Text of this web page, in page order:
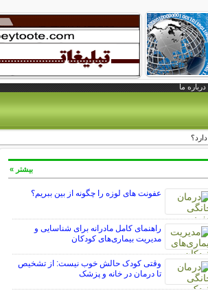
درباره ما
عفونت های لوزه را چگونه از بین ببریم؟
راهنمای کامل مادرانه برای شناسایی و
مدیریت بیماری‌های کودکان
وقتی کودک حالش خوب نیست: از تشخیص
تا درمان در خانه و پزشک
بیشتر »